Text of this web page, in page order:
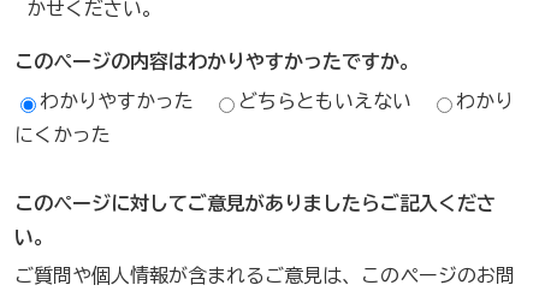
かせください。
このページの内容はわかりやすかったですか。
わかりやすかった どちらともいえない
わかり
にくかった
このページに対してご意見がありましたらご記入くださ
い。
ご質問や個人情報が含まれるご意見は、このページのお問